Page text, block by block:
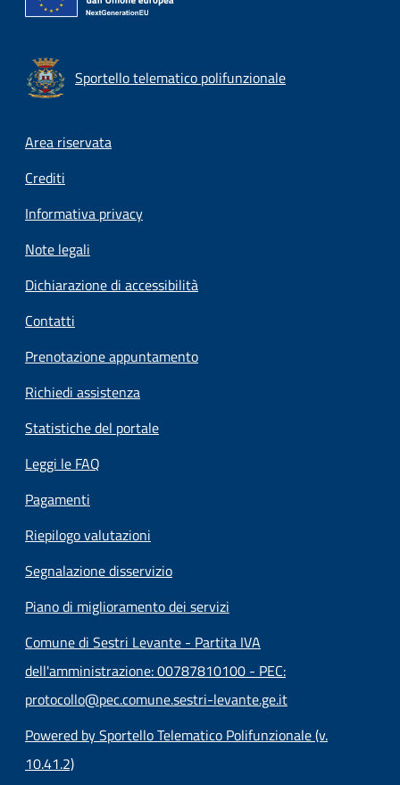
Sportello telematico polifunzionale
Footer menu
Area riservata
Crediti
Informativa privacy
Note legali
Dichiarazione di accessibilità
Contatti
Prenotazione appuntamento
Richiedi assistenza
Statistiche del portale
Leggi le FAQ
Pagamenti
Riepilogo valutazioni
Segnalazione disservizio
Piano di miglioramento dei servizi
Comune di Sestri Levante - Partita IVA
dell'amministrazione: 00787810100 - PEC:
protocollo@pec.comune.sestri-levante.ge.it
Powered by Sportello Telematico Polifunzionale (v.
10.41.2)